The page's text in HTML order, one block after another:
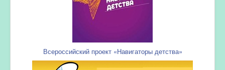
Всероссийский проект «Навигаторы детства»